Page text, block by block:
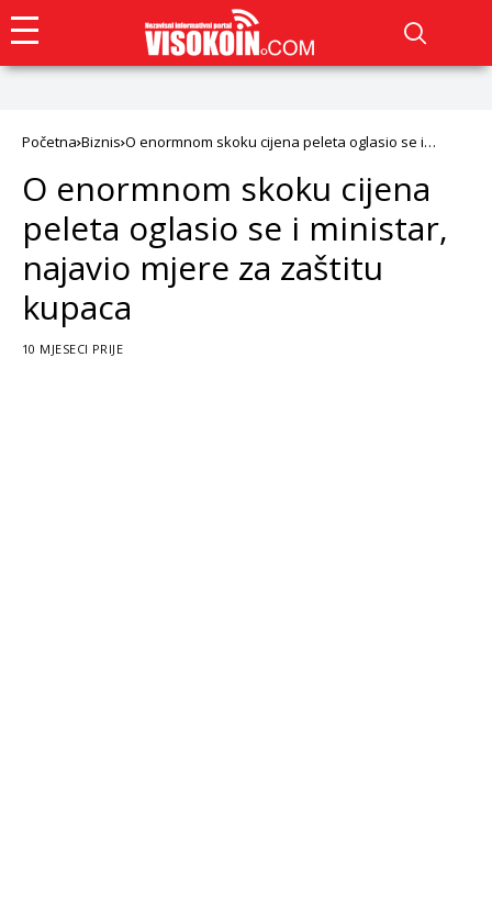
Početna Biznis O enormnom skoku cijena peleta oglasio se i
O enormnom skoku cijena
peleta oglasio se i ministar,
najavio mjere za zaštitu
kupaca
10 MJESECI PRIJE